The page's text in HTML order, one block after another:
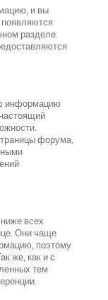
и вы
разделе.
информацию
форума,
всех
Они чаще
поэтому
же, как и с
тем